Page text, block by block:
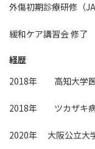
外傷初期診療研修（
緩和ケア講習会 修了
経歴
2018年 高知大学
2018年 ツカザキ
2020年 大阪公立大